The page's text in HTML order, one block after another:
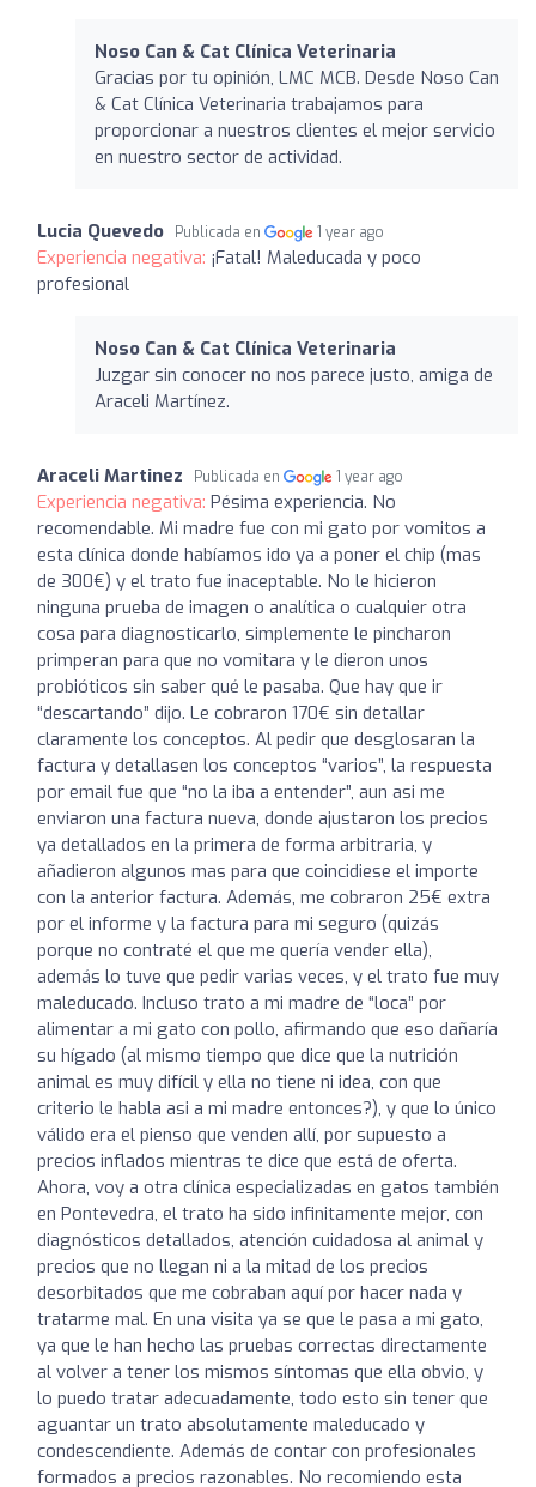
Noso Can & Cat Clínica Veterinaria
Gracias por tu opinión, LMC MCB. Desde Noso Can
& Cat Clínica Veterinaria trabajamos para
proporcionar a nuestros clientes el mejor servicio
en nuestro sector de actividad.
Lucia Quevedo Publicada en 1 year ago
Experiencia negativa: ¡Fatal! Maleducada y poco
profesional
Noso Can & Cat Clínica Veterinaria
Juzgar sin conocer no nos parece justo, amiga de
Araceli Martínez.
Araceli Martinez Publicada en 1 year ago
Experiencia negativa: Pésima experiencia. No
recomendable. Mi madre fue con mi gato por vomitos a
esta clínica donde habíamos ido ya a poner el chip (mas
de 300€) y el trato fue inaceptable. No le hicieron
ninguna prueba de imagen o analítica o cualquier otra
cosa para diagnosticarlo, simplemente le pincharon
primperan para que no vomitara y le dieron unos
probióticos sin saber qué le pasaba. Que hay que ir
“descartando” dijo. Le cobraron 170€ sin detallar
claramente los conceptos. Al pedir que desglosaran la
factura y detallasen los conceptos “varios”, la respuesta
por email fue que “no la iba a entender”, aun asi me
enviaron una factura nueva, donde ajustaron los precios
ya detallados en la primera de forma arbitraria, y
añadieron algunos mas para que coincidiese el importe
con la anterior factura. Además, me cobraron 25€ extra
por el informe y la factura para mi seguro (quizás
porque no contraté el que me quería vender ella),
además lo tuve que pedir varias veces, y el trato fue muy
maleducado. Incluso trato a mi madre de “loca” por
alimentar a mi gato con pollo, afirmando que eso dañaría
su hígado (al mismo tiempo que dice que la nutrición
animal es muy difícil y ella no tiene ni idea, con que
criterio le habla asi a mi madre entonces?), y que lo único
válido era el pienso que venden allí, por supuesto a
precios inflados mientras te dice que está de oferta.
Ahora, voy a otra clínica especializadas en gatos también
en Pontevedra, el trato ha sido infinitamente mejor, con
diagnósticos detallados, atención cuidadosa al animal y
precios que no llegan ni a la mitad de los precios
desorbitados que me cobraban aquí por hacer nada y
tratarme mal. En una visita ya se que le pasa a mi gato,
ya que le han hecho las pruebas correctas directamente
al volver a tener los mismos síntomas que ella obvio, y
lo puedo tratar adecuadamente, todo esto sin tener que
aguantar un trato absolutamente maleducado y
condescendiente. Además de contar con profesionales
formados a precios razonables. No recomiendo esta